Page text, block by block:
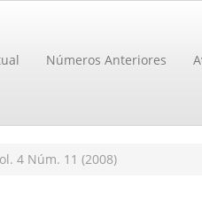
Números Anteriores
4 Núm. 11 (2008)